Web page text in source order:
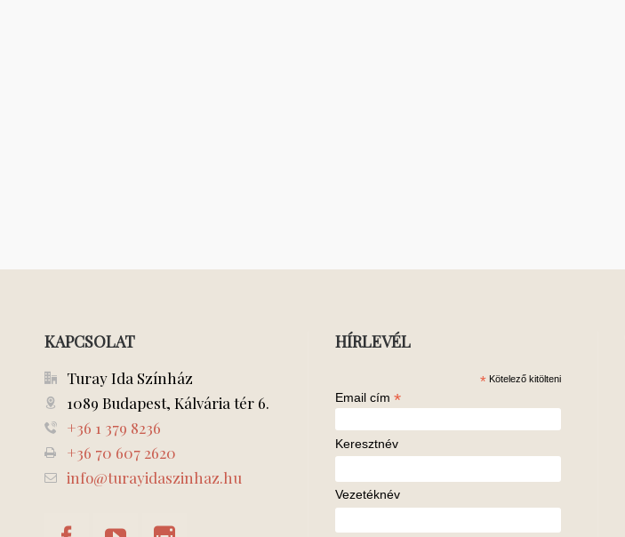
KAPCSOLAT
Turay Ida Színház
1089 Budapest, Kálvária tér 6.
+36 1 379 8236
+36 70 607 2620
info@turayidaszinhaz.hu
HÍRLEVÉL
* Kötelező kitölteni
Email cím *
Keresztnév
Vezetéknév